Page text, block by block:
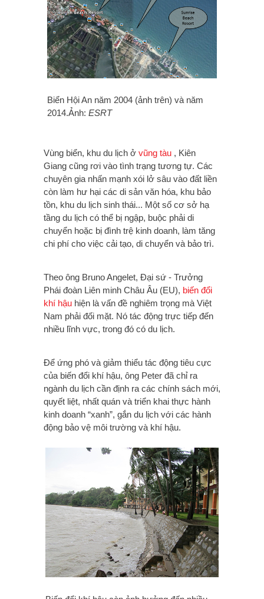
Biển Hội An năm 2004 (ảnh trên) và năm
2014.Ảnh: ESRT
Vùng biển, khu du lịch ở vũng tàu , Kiên
Giang cũng rơi vào tình trạng tương tự. Các
chuyên gia nhấn mạnh xói lở sâu vào đất liền
còn làm hư hại các di sản văn hóa, khu bảo
tồn, khu du lịch sinh thái... Một số cơ sở hạ
tầng du lịch có thể bị ngập, buộc phải di
chuyển hoặc bị đình trệ kinh doanh, làm tăng
chi phí cho việc cải tạo, di chuyển và bảo trì.
Theo ông Bruno Angelet, Đại sứ - Trưởng
Phái đoàn Liên minh Châu Âu (EU), biến đổi
khí hậu hiện là vấn đề nghiêm trọng mà Việt
Nam phải đối mặt. Nó tác động trực tiếp đến
nhiều lĩnh vực, trong đó có du lịch.
Để ứng phó và giảm thiểu tác động tiêu cực
của biến đổi khí hậu, ông Peter đã chỉ ra
ngành du lịch cần định ra các chính sách mới,
quyết liệt, nhất quán và triển khai thực hành
kinh doanh “xanh”, gắn du lịch với các hành
động bảo vệ môi trường và khí hậu.